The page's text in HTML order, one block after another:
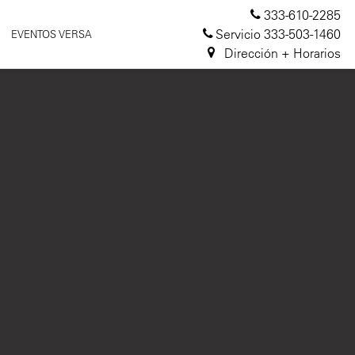
333-610-2285
Servicio 333-503-1460
Dirección + Horarios
EVENTOS VERSA